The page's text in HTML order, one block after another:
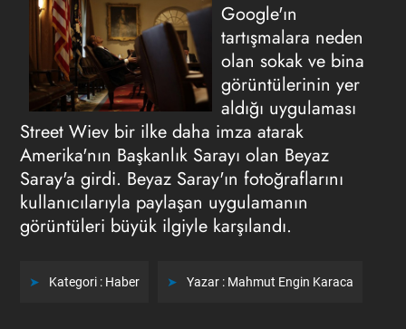
Google'ın
tartışmalara neden
olan sokak ve bina
görüntülerinin yer
aldığı uygulaması
Street Wiev bir ilke daha imza atarak
Amerika'nın Başkanlık Sarayı olan Beyaz
Saray'a girdi. Beyaz Saray'ın fotoğraflarını
kullanıcılarıyla paylaşan uygulamanın
görüntüleri büyük ilgiyle karşılandı.
Kategori : Haber Yazar : Mahmut Engin Karaca